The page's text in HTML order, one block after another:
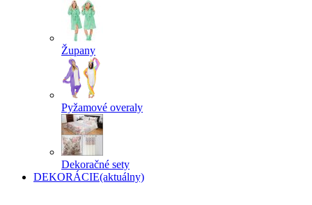
Župany
Pyžamové overaly
Dekoračné sety
DEKORÁCIE(aktuálny)